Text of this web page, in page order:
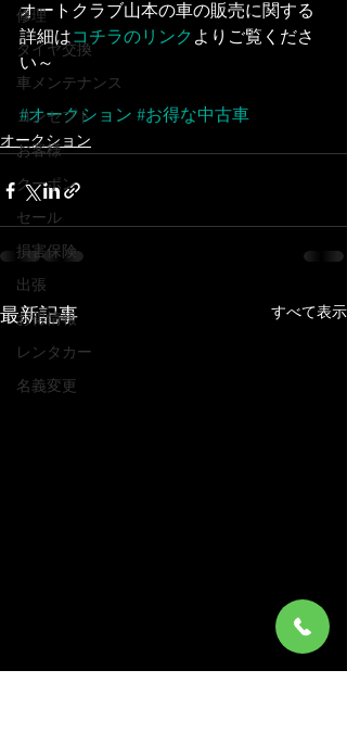
修理
タイヤ交換
車メンテナンス
コンセプト
お客様
クーポン
セール
損害保険
出張
お得情報
レンタカー
名義変更
オートクラブ山本の車の販売に関する
詳細はコチラのリンク よりご覧くださ
い～
#オークション #お得な中古車
オークション
最新記事 すべて表示